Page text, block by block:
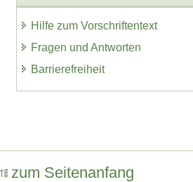
Hilfe zum Vorschriftentext
Fragen und Antworten
Barrierefreiheit
zum Seitenanfang